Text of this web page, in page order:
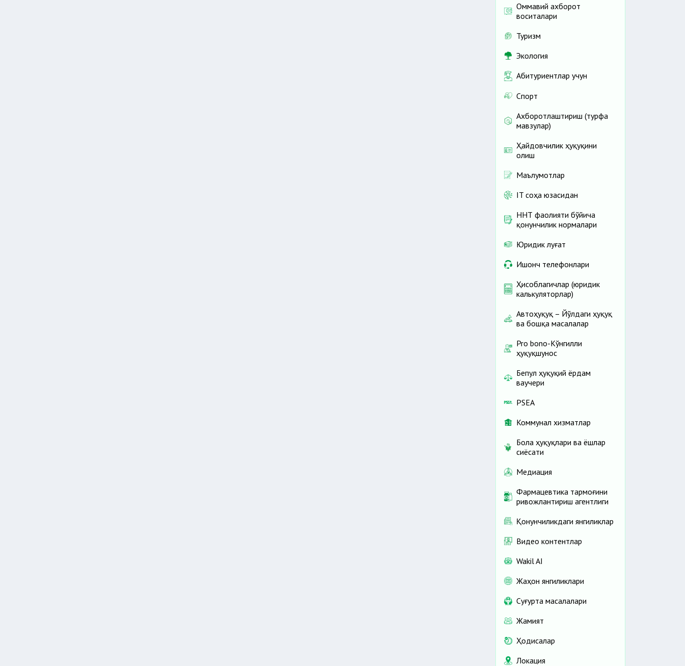
Оммавий ахборот
воситалари
Туризм
Экология
Абитуриентлар учун
Спорт
Ахборотлаштириш (турфа
мавзулар)
Ҳайдовчилик ҳуқуқини
олиш
Маълумотлар
IT соҳа юзасидан
ННТ фаолияти бўйича
қонунчилик нормалари
Юридик луғат
Ишонч телефонлари
Ҳисоблагичлар (юридик
калькуляторлар)
Автоҳуқуқ – Йўлдаги ҳуқуқ
ва бошқа масалалар
Pro bono-Кўнгилли
ҳуқуқшунос
Бепул ҳуқуқий ёрдам
ваучери
PSEA
Коммунал хизматлар
Бола ҳуқуқлари ва ёшлар
сиёсати
Медиация
Фармацевтика тармоғини
ривожлантириш агентлиги
Қонунчиликдаги янгиликлар
Видео контентлар
Wakil AI
Жаҳон янгиликлари
Cуғурта масалалари
Жамият
Ҳодисалар
Локация